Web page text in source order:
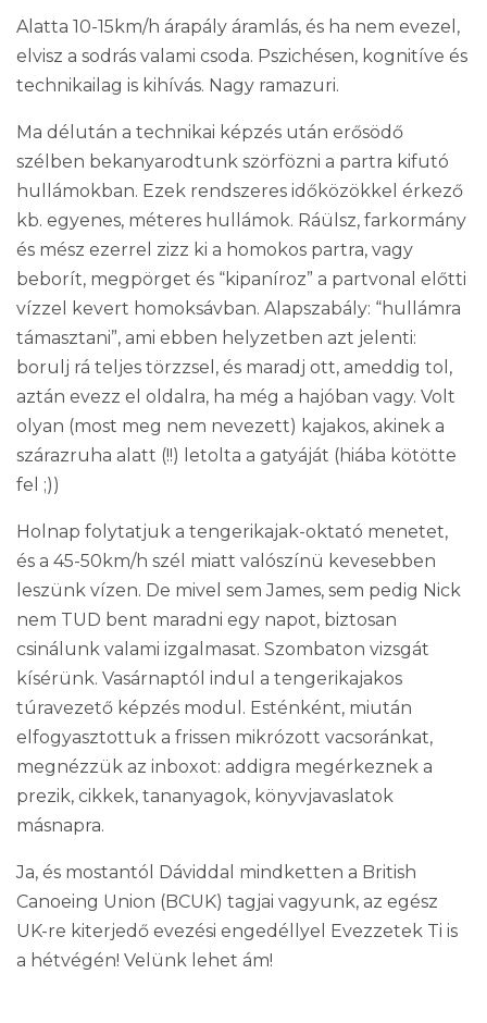
Alatta 10-15km/h árapály áramlás, és ha nem evezel,
elvisz a sodrásvalami csoda. Pszichésen, kognitíve és
technikailag is kihívás. Nagy ramazuri.
Ma délután a technikai képzés után erősödő
szélben bekanyarodtunk szörfözni a partra kifutó
hullámokban. Ezek rendszeres időközökkel érkező
kb. egyenes, méteres hullámok. Ráülsz, farkormány
és mész ezerrel zizz ki a homokos partra, vagy
beborít, megpörget és “kipaníroz” a partvonal előtti
vízzel kevert homoksávban. Alapszabály: “hullámra
támasztani”, ami ebben helyzetben azt jelenti:
borulj rá teljes törzzsel, és maradj ott, ameddig tol,
aztán evezz el oldalra, ha még a hajóban vagy. Volt
olyan (most meg nem nevezett) kajakos, akinek a
szárazruha alatt (!!) letolta a gatyáját (hiába kötötte
fel ;))
Holnap folytatjuk a tengerikajak-oktató menetet,
és a 45-50km/h szél miatt valószínü kevesebben
leszünk vízen. De mivel sem James, sem pedig Nick
nem TUD bent maradni egy napot, biztosan
csinálunk valami izgalmasat. Szombaton vizsgát
kísérünk. Vasárnaptól indul a tengerikajakos
túravezető képzés modul. Esténként, miután
elfogyasztottuk a frissen mikrózott vacsoránkat,
megnézzük az inboxot: addigra megérkeznek a
prezik, cikkek, tananyagok, könyvjavaslatok
másnapra.
Ja, és mostantól Dáviddal mindketten a British
Canoeing Union (BCUK) tagjai vagyunk, az egész
UK-re kiterjedő evezési engedéllyel Evezzetek Ti is
a hétvégén!Velünk lehet ám!